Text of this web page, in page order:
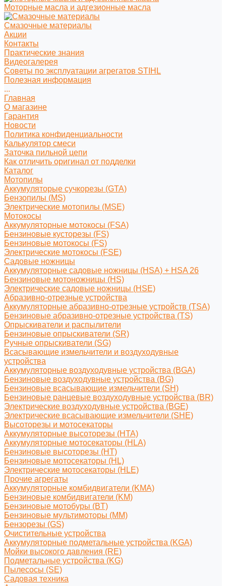
Моторные масла и адгезионные масла
Смазочные материалы
Акции
Контакты
Практические знания
Видеогалерея
Советы по эксплуатации агрегатов STIHL
Полезная информация
...
Главная
О магазине
Гарантия
Новости
Политика конфиденциальности
Калькулятор смеси
Заточка пильной цепи
Как отличить оригинал от подделки
Каталог
Мотопилы
Аккумуляторые сучкорезы (GTA)
Бензопилы (MS)
Электрические мотопилы (MSE)
Мотокосы
Аккумуляторные мотокосы (FSA)
Бензиновые кусторезы (FS)
Бензиновые мотокосы (FS)
Электрические мотокосы (FSE)
Садовые ножницы
Аккумуляторные садовые ножницы (HSA) + HSA 26
Бензиновые мотоножницы (HS)
Электрические садовые ножницы (HSE)
Абразивно-отрезные устройства
Аккумуляторные абразивно-отрезные устройств (TSA)
Бензиновые абразивно-отрезные устройства (TS)
Опрыскиватели и распылители
Бензиновые опрыскиватели (SR)
Ручные опрыскиватели (SG)
Всасывающие измельчители и воздуходувные
устройства
Аккумуляторные воздуходувные устройства (BGA)
Бензиновые воздуходувные устройства (BG)
Бензиновые всасывающие измельчители (SH)
Бензиновые ранцевые воздуходувные устройства (BR)
Электрические воздуходувные устройства (BGE)
Электрические всасывающие измельчители (SHE)
Высоторезы и мотосекаторы
Аккумуляторные высоторезы (HTA)
Аккумуляторные мотосекаторы (HLA)
Бензиновые высоторезы (HT)
Бензиновые мотосекаторы (HL)
Электрические мотосекаторы (HLE)
Прочие агрегаты
Аккумуляторные комбидвигатели (KMA)
Бензиновые комбидвигатели (KM)
Бензиновые мотобуры (BT)
Бензиновые мультимоторы (MM)
Бензорезы (GS)
Очистительные устройства
Аккумуляторные подметальные устройства (KGA)
Мойки высокого давления (RE)
Подметальные устройства (KG)
Пылесосы (SE)
Садовая техника